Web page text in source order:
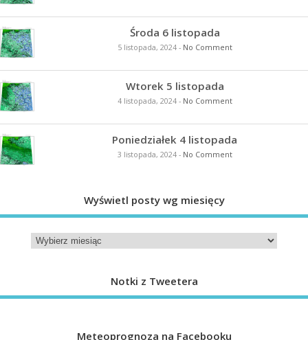
Środa 6 listopada
5 listopada, 2024- No Comment
Wtorek 5 listopada
4 listopada, 2024- No Comment
Poniedziałek 4 listopada
3 listopada, 2024- No Comment
Wyświetl posty wg miesięcy
Notki z Tweetera
Meteoprognoza na Facebooku